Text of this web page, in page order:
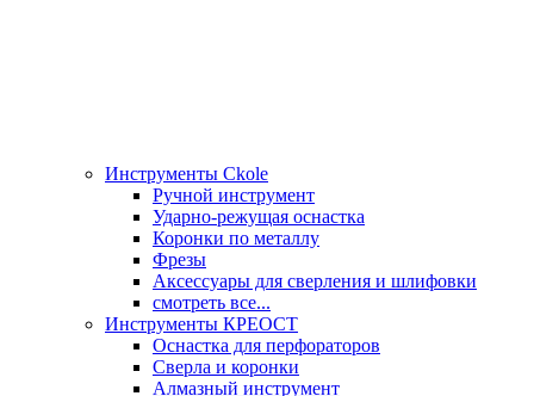
Инструменты Ckole
Ручной инструмент
Ударно‑режущая оснастка
Коронки по металлу
Фрезы
Аксессуары для сверления и шлифовки
смотреть все...
Инструменты КРЕОСТ
Оснастка для перфораторов
Сверла и коронки
Алмазный инструмент